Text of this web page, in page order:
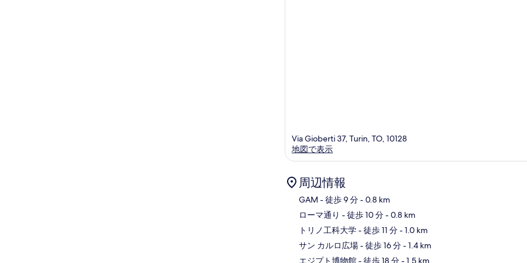
Via Gioberti 37, Turin, TO, 10128
地図で表示
周辺情報
GAM - 徒歩 9 分- 0.8 km
ローマ通り - 徒歩 10 分- 0.8 km
トリノ工科大学- 徒歩 11 分- 1.0 km
サン カルロ広場- 徒歩 16 分- 1.4 km
エジプト博物館- 徒歩 18 分- 1.5 km